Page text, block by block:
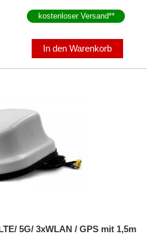
kostenloser Versand**
In den Warenkorb
5G/ 3xWLAN / GPS mit 1,5m